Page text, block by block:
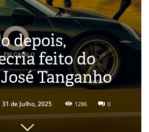
depois,
feito do
Tanganho
31 de Julho, 2025 1286 0